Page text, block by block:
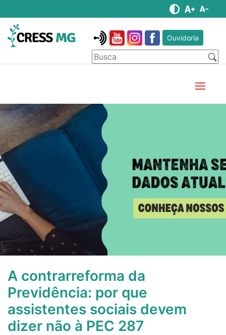
Ouvidoria
A contrarreforma da
Previdência: por que
assistentes sociais devem
dizer não à PEC 287